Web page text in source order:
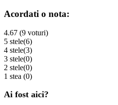
Acordati o nota:
4.67 (9 voturi)
5 stele(6)
4 stele(3)
3 stele(0)
2 stele(0)
1 stea (0)
Ai fost aici?